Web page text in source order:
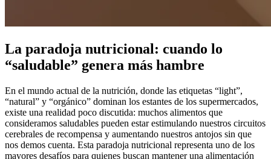
La paradoja nutricional: cuando lo
“saludable” genera más hambre
En el mundo actual de la nutrición, donde las etiquetas “light”,
“natural” y “orgánico” dominan los estantes de los supermercados,
existe una realidad poco discutida: muchos alimentos que
consideramos saludables pueden estar estimulando nuestros circuitos
cerebrales de recompensa y aumentando nuestros antojos sin que
nos demos cuenta. Esta paradoja nutricional representa uno de los
mayores desafíos para quienes buscan mantener una alimentación